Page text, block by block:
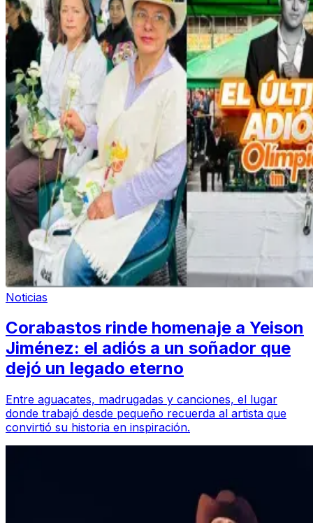
Noticias
Corabastos rinde homenaje a Yeison
Jiménez: el adiós a un soñador que
dejó un legado eterno
Entre aguacates, madrugadas y canciones, el lugar
donde trabajó desde pequeño recuerda al artista que
convirtió su historia en inspiración.